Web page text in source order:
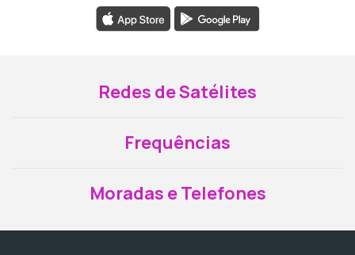
Redes de Satélites
Frequências
Moradas e Telefones